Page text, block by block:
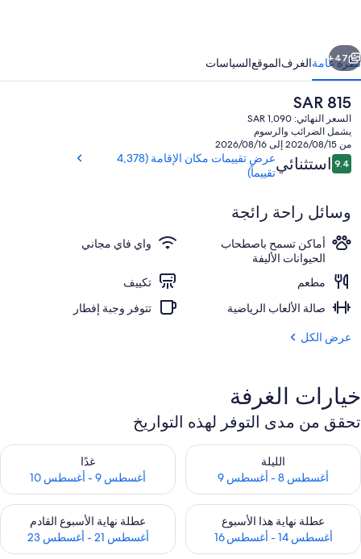
التالي
47+
نظرة عامةالغرفالموقعالسياسات
السعر
الحالي
هو
SAR
815
SAR 815
السعر النهائي: SAR 1,090
يشمل الضرائب والرسوم
من 2026/08/15 إلى 2026/08/16
التقييمات
9.49.4 من 10استثنائي
عرض تقييمات مكان الإقامة (4,378
تقييماً)
وسائل راحة رائجة
أماكن تسمح باصطحاب
الحيوانات الأليفة
واي فاي مجاني
مطعم
تكييف
صالة الألعاب الرياضية
تتوفر وجبة إفطار
عرض الكل
خيارات الغرفة
تحقق من مدى التوفر لهذه التواريخ
الليلة
أغسطس 8 - أغسطس 9
تحقق من مدى التوفر لليلة للفترة أغسطس 8 - أغسطس 9
غدًا
أغسطس 9 - أغسطس 10
تحقق من مدى التوفر لغد للفترة أغسطس
عطلة نهاية هذا الأسبوع
أغسطس 14 - أغسطس 16
تحقق من مدى التوفر لعطلة نهاية هذا الأسبوع للفترة أغسطس 14 - أغسطس 16
عطلة نهاية الأسبوع القادم
أغسطس 21 - أغسطس 23
تحقق من مدى التوفر لعطلة نهاية